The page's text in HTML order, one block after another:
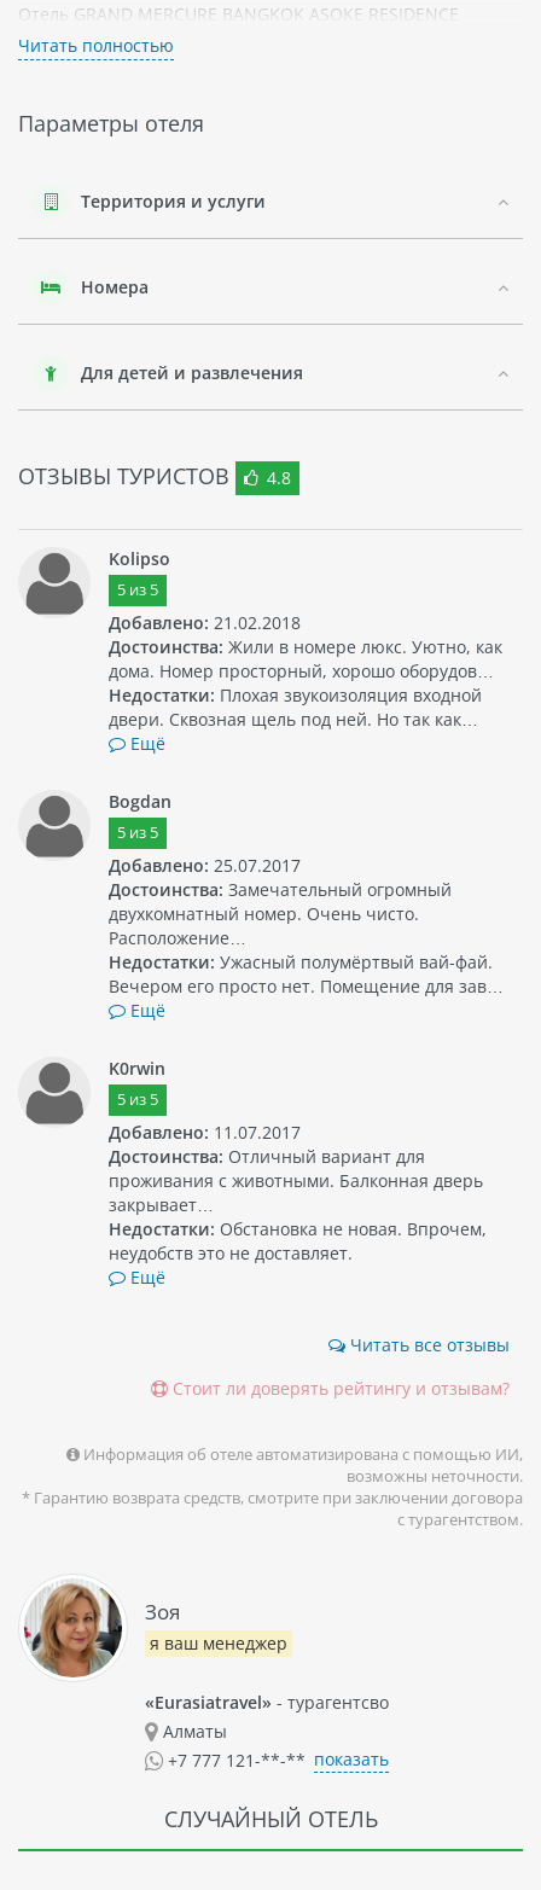
Отель GRAND MERCURE BANGKOK ASOKE RESIDENCE
предлагает своим гостям 76 изысканных номеров
различных категорий: студии с мини-кухней и балконом,
кондиционер, телевизор, бесплатный Wi-Fi и прекрасная
Отель расположен недалеко от многих
кафе с тайской и международной кухней.
своим гостям различные услуги, включая фитнес-центр,
открытый бассейн и сауну. Для тех, кто путешествует по
работе, отель предоставляет бизнес-центр и конференц-
В целом, GRAND MERCURE BANGKOK ASOKE RESIDENCE - это
прекрасный выбор для всех, кто ищет комфортное и
Читать полностью
Параметры отеля
Территория и услуги
Номера
Для детей и развлечения
ОТЗЫВЫ ТУРИСТОВ 4.8
Kolipso
5из 5
Добавлено: 21.02.2018
Достоинства: Жили в номере люкс. Уютно, как
дома. Номер просторный, хорошо оборудов…
Недостатки: Плохая звукоизоляция входной
двери. Сквозная щель под ней. Но так как…
Ещё
Bogdan
5из 5
Добавлено: 25.07.2017
Достоинства: Замечательный огромный
двухкомнатный номер. Очень чисто.
Расположение…
Недостатки: Ужасный полумёртвый вай-фай.
Вечером его просто нет. Помещение для зав…
Ещё
K0rwin
5из 5
Добавлено: 11.07.2017
Достоинства: Отличный вариант для
проживания с животными. Балконная дверь
закрывает…
Недостатки: Обстановка не новая. Впрочем,
неудобств это не доставляет.
Ещё
Читать все отзывы
Стоит ли доверять рейтингу и отзывам?
Информация об отеле автоматизирована с помощью ИИ,
возможны неточности.
* Гарантию возврата средств, смотрите при заключении договора
с турагентством.
Зоя
я ваш менеджер
«Eurasiatravel» - турагентсво
Алматы
+7 777 121-**-** показать
СЛУЧАЙНЫЙ ОТЕЛЬ